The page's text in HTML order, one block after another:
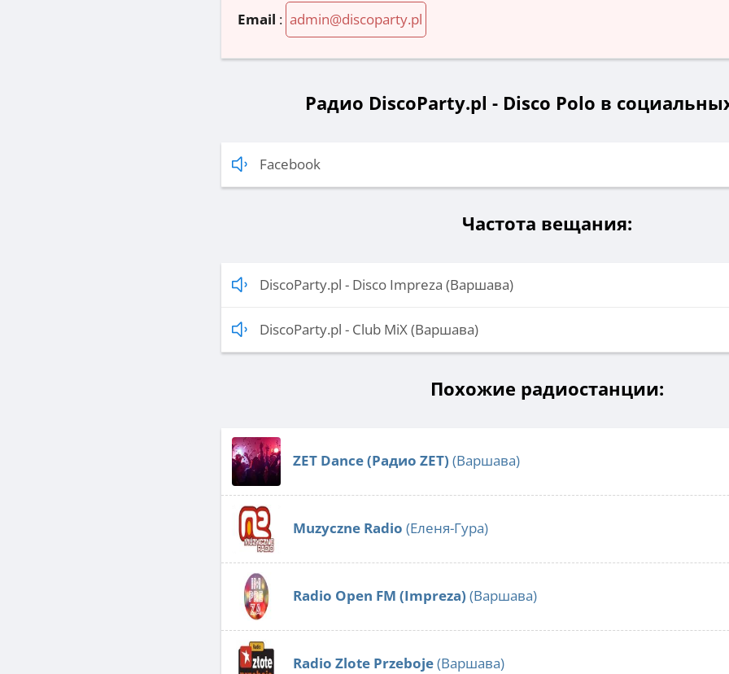
Email : admin@discoparty.pl
Радио DiscoParty.pl - Disco Polo в
Facebook
Частота вещания:
DiscoParty.pl - Disco Impreza (Варшава)
DiscoParty.pl - Club MiX (Варшава)
Похожие радиостанции:
ZET Dance (Радио ZET) (Варшава)
Muzyczne Radio (Еленя-Гура)
Radio Open FM (Impreza) (Варшава)
Radio Zlote Przeboje(Варшава)